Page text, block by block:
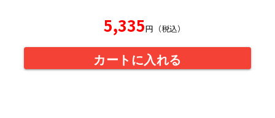
5,335円（税込）
カートに入れる